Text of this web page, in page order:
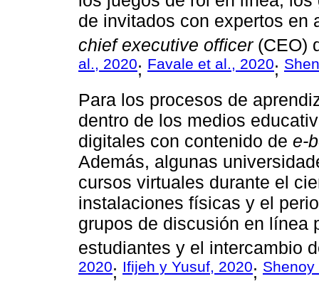
de invitados con expertos en
chief executive officer(CEO)
al., 2020; Favale et al., 2020;
Para los procesos de
dentro de los medios
digitales con contenido de e-
Además, algunas
cursos virtuales durante el
instalaciones físicas y el
grupos de discusión en línea
estudiantes y el intercambio
2020; Ifijeh y Yusuf, 2020;